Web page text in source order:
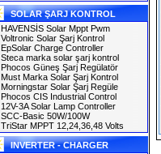
SOLAR ŞARJ KONTROL
HAVENSİS Solar Mppt Pwm
Voltronic Solar Şarj Kontrol
EpSolar Charge Controller
Steca marka solar şarj kontrol
Phocos Güneş Şarj Regülatör
Must Marka Solar Şarj Kontrol
Morningstar Solar Şarj Regüle
Phocos CIS Industrial Control
12V-3A Solar Lamp Controller
SCC-Basic 50W/100W
TriStar MPPT 12,24,36,48 Volts
INVERTER - CHARGER